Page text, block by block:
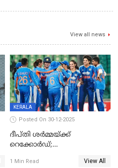
View all news
KERALA
Posted On 30-12-2025
ദീപ്തി ശർമ്മയ്ക്ക്
റെക്കോർഡ്;
ടി20 പരമ്പര തൂത്തുവാരി
1 Min Read View All